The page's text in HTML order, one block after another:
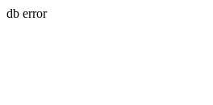
db error